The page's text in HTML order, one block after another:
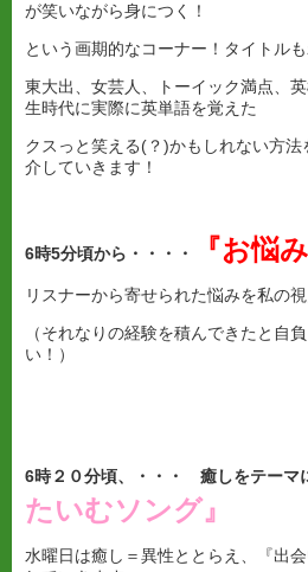
が笑いながら身につく！
という画期的なコーナー！タイトルも
東大出、女芸人、トーイック満点、
生時代に実際に英単語を覚えた
クスっと笑える(？)かもしれない方
介していきます！
6時5分頃から・・・・ 『お悩
リスナーから寄せられた悩みを私の
（それなりの経験を積んできたと自
い！）
6時２０分頃、・・・ 癒しをテーマ
たいむソング』
水曜日は癒し＝異性ととらえ、『出